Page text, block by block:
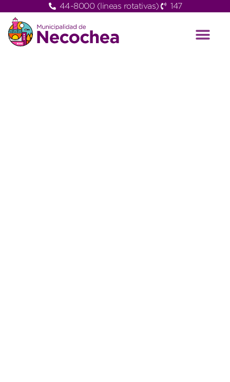
44-8000 (lineas rotativas) 147